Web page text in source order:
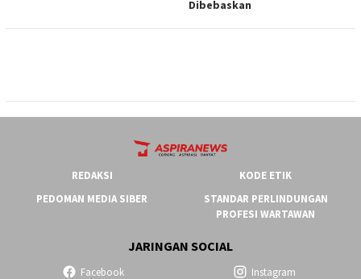
Dibebaskan
REDAKSI
KODE ETIK
PEDOMAN MEDIA SIBER
STANDAR PERLINDUNGAN
PROFESI WARTAWAN
JARINGAN SOCIAL
Facebook Instagram